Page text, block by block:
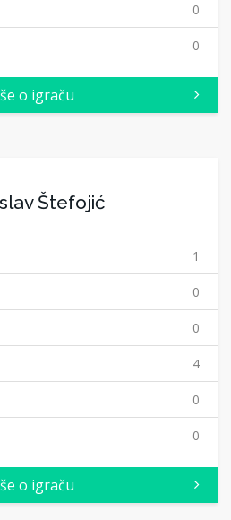
0
0
o igraču
Štefojić
1
0
0
4
0
0
o igraču